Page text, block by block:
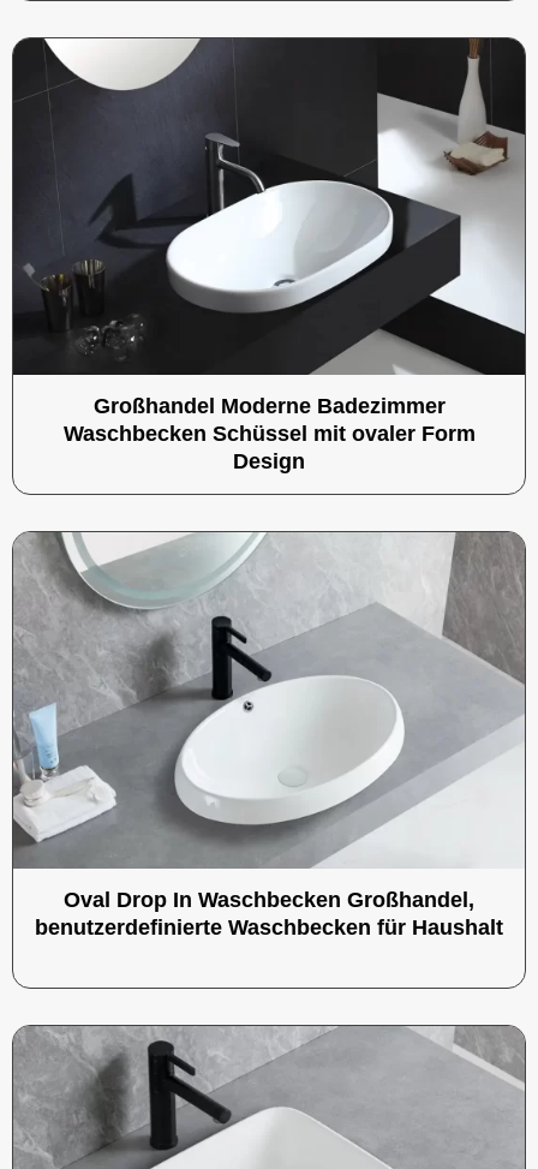
Großhandel Moderne Badezimmer
Waschbecken Schüssel mit ovaler Form
Design
Oval Drop In Waschbecken Großhandel,
benutzerdefinierte Waschbecken für Haushalt